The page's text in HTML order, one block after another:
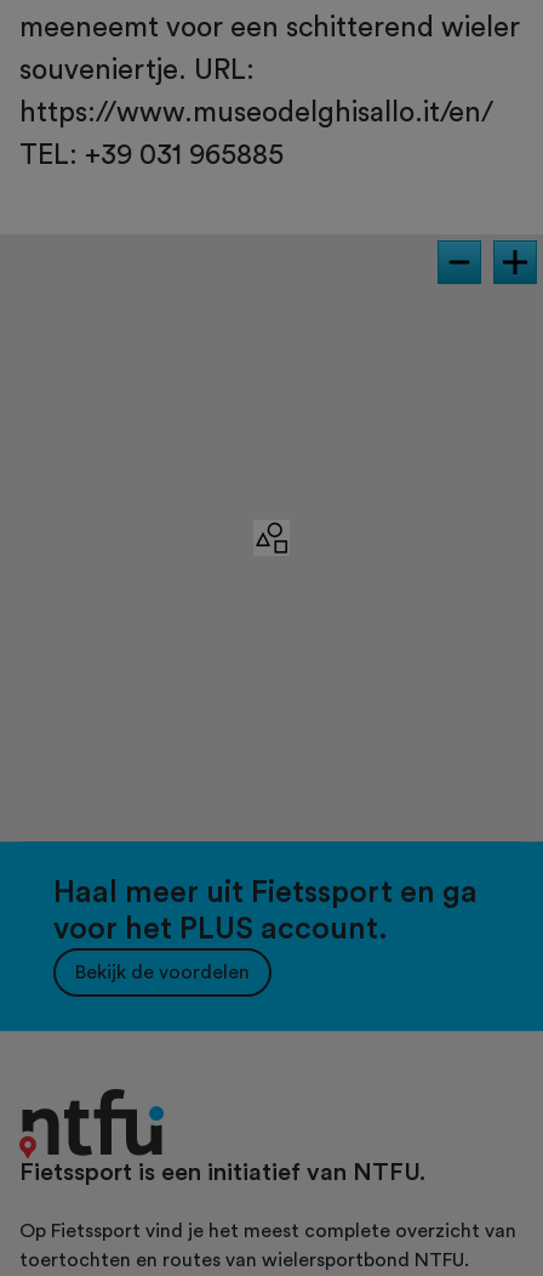
meeneemt voor een schitterend wieler
souveniertje. URL:
https://www.museodelghisallo.it/en/
TEL: +39 031 965885
Haal meer uit Fietssport en ga
voor het PLUS account.
Bekijk de voordelen
Fietssport is een initiatief van NTFU.
Op Fietssport vind je het meest complete overzicht van
toertochten en routes van wielersportbond NTFU.